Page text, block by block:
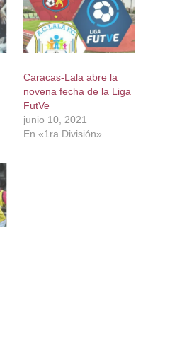
Caracas-Lala abre la
novena fecha de la Liga
FutVe
junio 10, 2021
En «1ra División»